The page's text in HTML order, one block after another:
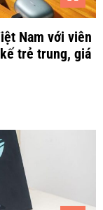
Nam với viên
trẻ trung, giá